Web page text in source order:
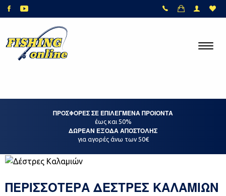
ΠΡΟΣΦΟΡΕΣ ΣΕ ΕΠΙΛΕΓΜΕΝΑ ΠΡΟΙΟΝΤΑ
έως και 50%
ΔΩΡΕΑΝ ΕΞΟΔΑ ΑΠΟΣΤΟΛΗΣ
για αγορές άνω των 50€
ΠΕΡΙΣΣΟΤΕΡΑ ΔΕΣΤΡΕΣ ΚΑΛΑΜΙΩΝ